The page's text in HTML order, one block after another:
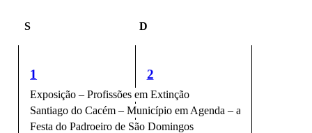
SSábado D
8
eventos,
1
Exposição – Profissões em Extinção
Santiago do Cacém – Município em Agenda – agosto de 2026
Festa do Padroeiro de São Domingos
6
eventos,
2